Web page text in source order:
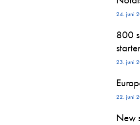
24. juni
800
23. juni
22. juni
New